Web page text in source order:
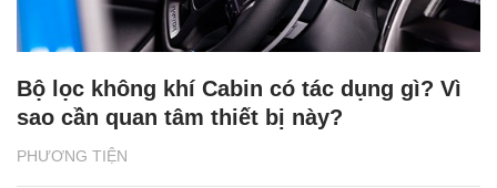
PHƯƠNG TIỆN
Bộ lọc không khí Cabin có tác dụng gì? Vì
sao cần quan tâm thiết bị này?